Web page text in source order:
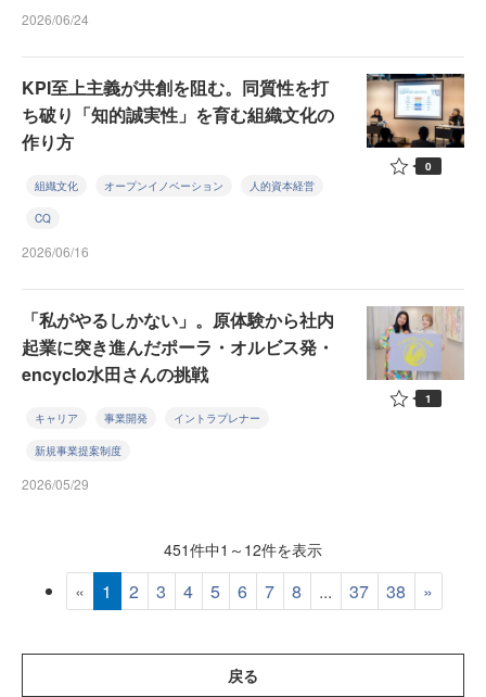
2026/06/24
KPI至上主義が共創を阻む。同質性を打
ち破り「知的誠実性」を育む組織文化の
作り方
組織文化 オープンイノベーション 人的資本経営
CQ
2026/06/16
0
「私がやるしかない」。原体験から社内
起業に突き進んだポーラ・オルビス発・
encyclo水田さんの挑戦
キャリア 事業開発 イントラプレナー
新規事業提案制度
2026/05/29
1
451件中1～12件を表示
« 1 2 3 4 5 6 7 8 ... 37 38 »
戻る